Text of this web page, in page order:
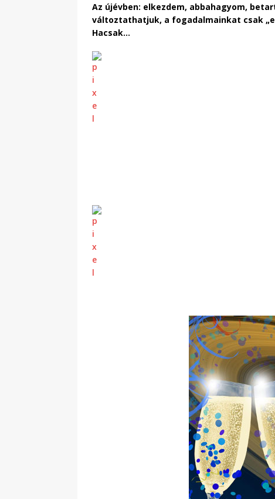
Az újévben: elkezdem, abbahagyom,
változtathatjuk, a fogadalmainkat csak
Hacsak…